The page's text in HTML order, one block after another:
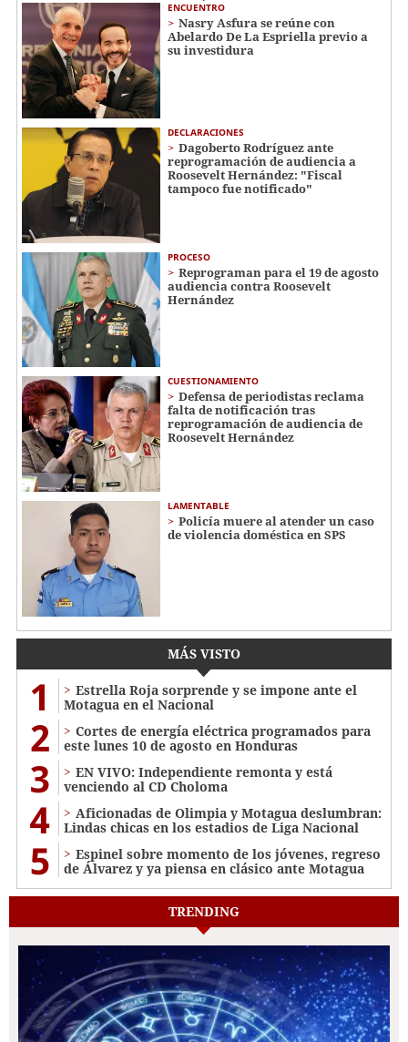
ENCUENTRO
Nasry Asfura se reúne con
Abelardo De La Espriella previo a
su investidura
DECLARACIONES
Dagoberto Rodríguez ante
reprogramación de audiencia a
Roosevelt Hernández: "Fiscal
tampoco fue notificado"
PROCESO
Reprograman para el 19 de agosto
audiencia contra Roosevelt
Hernández
CUESTIONAMIENTO
Defensa de periodistas reclama
falta de notificación tras
reprogramación de audiencia de
Roosevelt Hernández
LAMENTABLE
Policía muere al atender un caso
de violencia doméstica en SPS
MÁS VISTO
1
Estrella Roja sorprende y se impone ante el
Motagua en el Nacional
2
Cortes de energía eléctrica programados para
este lunes 10 de agosto en Honduras
3
EN VIVO: Independiente remonta y está
venciendo al CD Choloma
4
Aficionadas de Olimpia y Motagua deslumbran:
Lindas chicas en los estadios de Liga Nacional
5
Espinel sobre momento de los jóvenes, regreso
de Álvarez y ya piensa en clásico ante Motagua
TRENDING